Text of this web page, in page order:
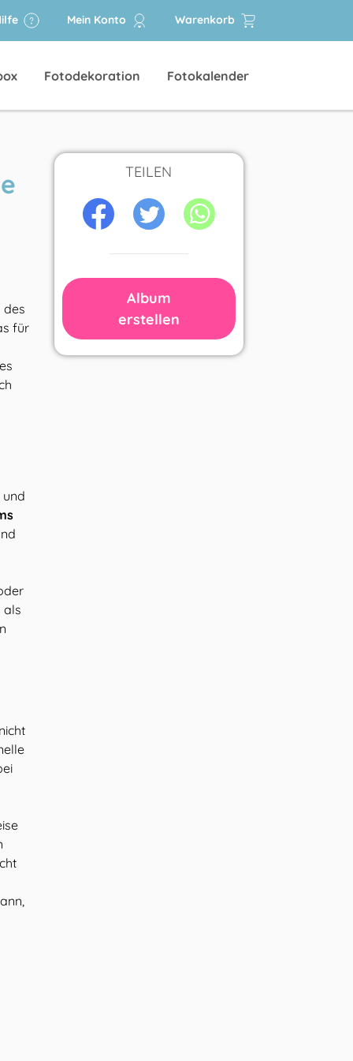
Mein Konto Warenkorb
Fotodekoration Fotokalender
des
für
als
TEILEN
Album
erstellen